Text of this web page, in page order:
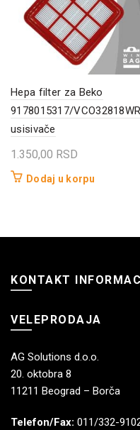
Hepa filter za Beko
9178015317/
usisivače
1.350,00 RSD
Dodaj u korpu
KONTAKT
VELEPRODAJA
AG Solutions d.o.o.
20. oktobra 8
11211 Beograd – Borča
Telefon/Fax: 011/332-